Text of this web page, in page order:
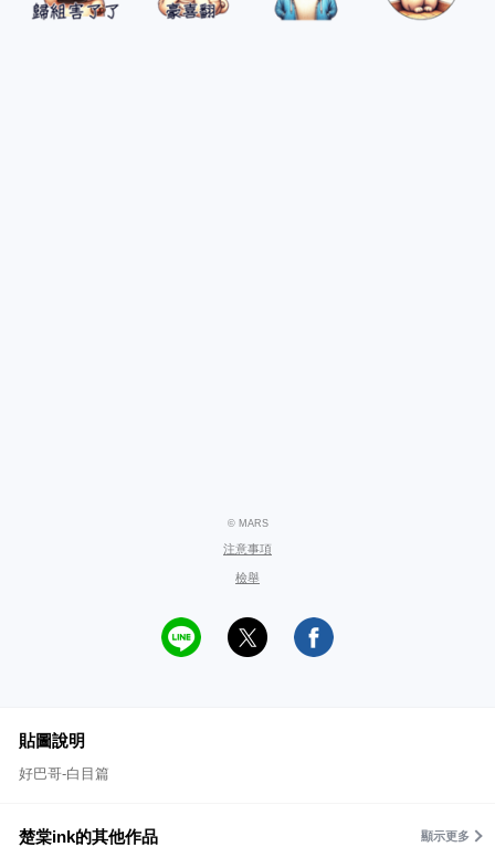
© MARS
注意事項
檢舉
貼圖說明
好巴哥-白目篇
楚棠ink的其他作品 顯示更多